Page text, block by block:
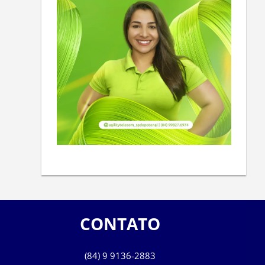
CONTATO
(84) 9 9136-2883